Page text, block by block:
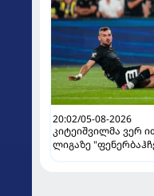
20:02/05-08-2026
კიტეიშვილმა ვერ
ლიგაზე